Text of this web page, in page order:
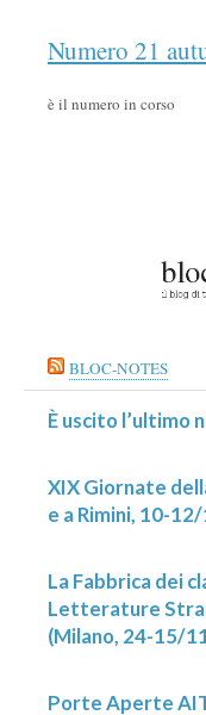
Numero 21
è il numero in corso
BLOC-NOTES
È uscito l’ultimo
XIX Giornate
e a Rimini, 10-
La Fabbrica dei
Letterature
(Milano, 24-15/
Porte Aperte